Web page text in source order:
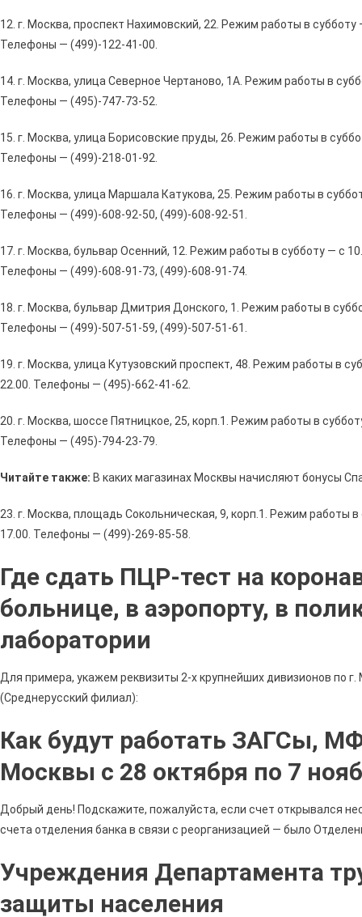
12. г. Москва, проспект Нахимовский, 22. Режим работы в
Телефоны — (499)-122-41-00.
14. г. Москва, улица Северное Чертаново, 1А. Режим работы в
Телефоны — (495)-747-73-52.
15. г. Москва, улица Борисовские пруды, 26. Режим работы в
Телефоны — (499)-218-01-92.
16. г. Москва, улица Маршала Катукова, 25. Режим работы в
Телефоны — (499)-608-92-50, (499)-608-92-51.
17. г. Москва, бульвар Осенний, 12. Режим работы в субботу — с
Телефоны — (499)-608-91-73, (499)-608-91-74.
18. г. Москва, бульвар Дмитрия Донского, 1. Режим работы в
Телефоны — (499)-507-51-59, (499)-507-51-61.
19. г. Москва, улица Кутузовский проспект, 48. Режим работы в
22.00. Телефоны — (495)-662-41-62.
20. г. Москва, шоссе Пятницкое, 25, корп.1. Режим работы в
Телефоны — (495)-794-23-79.
Читайте также: В каких магазинах Москвы начисляют бонусы
23. г. Москва, площадь Сокольническая, 9, корп.1. Режим работы
17.00. Телефоны — (499)-269-85-58.
Где сдать ПЦР-тест на
больнице, в аэропорту, в
лаборатории
Для примера, укажем реквизиты 2-х крупнейших дивизионов по
(Среднерусский филиал):
Как будут работать ЗАГСы,
Москвы с 28 октября по 7
Добрый день! Подскажите, пожалуйста, если счет открывался
счета отделения банка в связи с реорганизацией — было
Учреждения Департамента
защиты населения